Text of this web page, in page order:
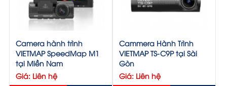
Camera hành trình
VIETMAP SpeedMap M1
tại Miền Nam
Giá: Liên hệ
Cammera Hành Trình
VIETMAP TS-C9P tại Sài
Gòn
Giá: Liên hệ